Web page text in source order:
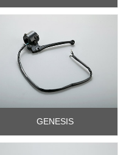
GENESIS